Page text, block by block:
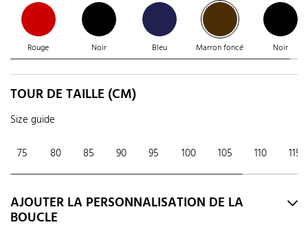
Rouge Noir Bleu Marron foncé Noir
TOUR DE TAILLE (CM)
Size guide
75 80 85 90 95 100 105 110 115
AJOUTER LA PERSONNALISATION DE LA
BOUCLE